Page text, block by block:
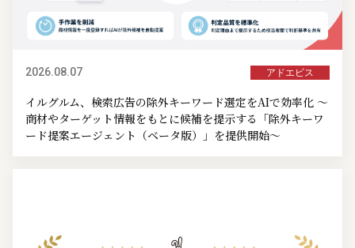
2026.08.07 アドエビス
イルグルム、検索広告の除外キーワード選定をAIで効率化 ～
商材やターゲット情報をもとに候補を提示する「除外キーワ
ード提案エージェント（ベータ版）」を提供開始～